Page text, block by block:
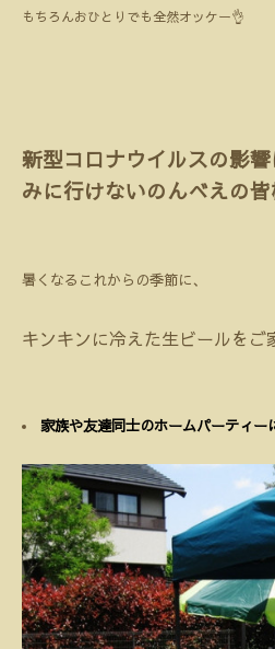
もちろんおひとりでも全然オッケー👌
新型コロナウイルスの影
みに行けないのんべえの皆
暑くなるこれからの季節に、
キンキンに冷えた生ビールをご
家族や友達同士のホームパーティー